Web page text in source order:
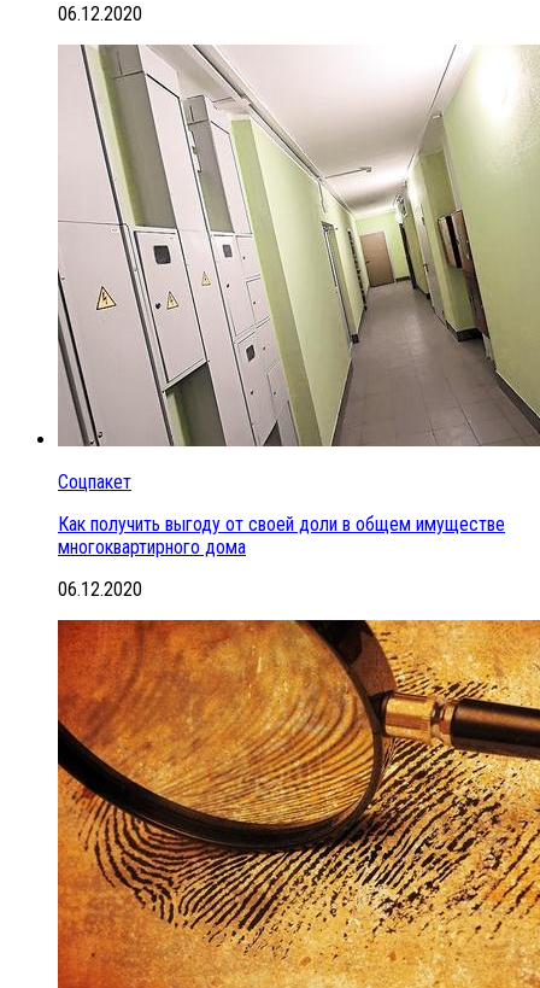
06.12.2020
Соцпакет
Как получить выгоду от своей доли в общем имуществе
многоквартирного дома
06.12.2020